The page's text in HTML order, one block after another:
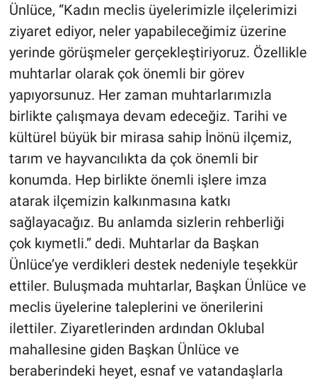
Ünlüce, “Kadın meclis üyelerimizle ilçelerimizi
ziyaret ediyor, neler yapabileceğimiz üzerine
yerinde görüşmeler gerçekleştiriyoruz. Özellikle
muhtarlar olarak çok önemli bir görev
yapıyorsunuz. Her zaman muhtarlarımızla
birlikte çalışmaya devam edeceğiz. Tarihi ve
kültürel büyük bir mirasa sahip İnönü ilçemiz,
tarım ve hayvancılıkta da çok önemli bir
konumda. Hep birlikte önemli işlere imza
atarak ilçemizin kalkınmasına katkı
sağlayacağız. Bu anlamda sizlerin rehberliği
çok kıymetli.” dedi. Muhtarlar da Başkan
Ünlüce’ye verdikleri destek nedeniyle teşekkür
ettiler. Buluşmada muhtarlar, Başkan Ünlüce ve
meclis üyelerine taleplerini ve önerilerini
ilettiler. Ziyaretlerinden ardından Oklubal
mahallesine giden Başkan Ünlüce ve
beraberindeki heyet, esnaf ve vatandaşlarla